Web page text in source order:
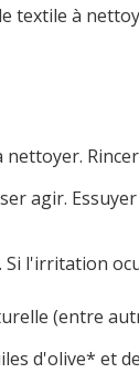
textile à
agir.
Si l'irritation
(entre
d'olive* et